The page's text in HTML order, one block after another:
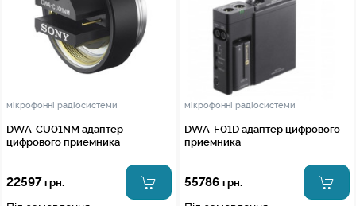
мікрофонні радіосистеми
DWA-CU01NM адаптер
цифрового приемника
22597 грн.
мікрофонні радіосистеми
DWA-F01D адаптер цифрового
приемника
55786 грн.